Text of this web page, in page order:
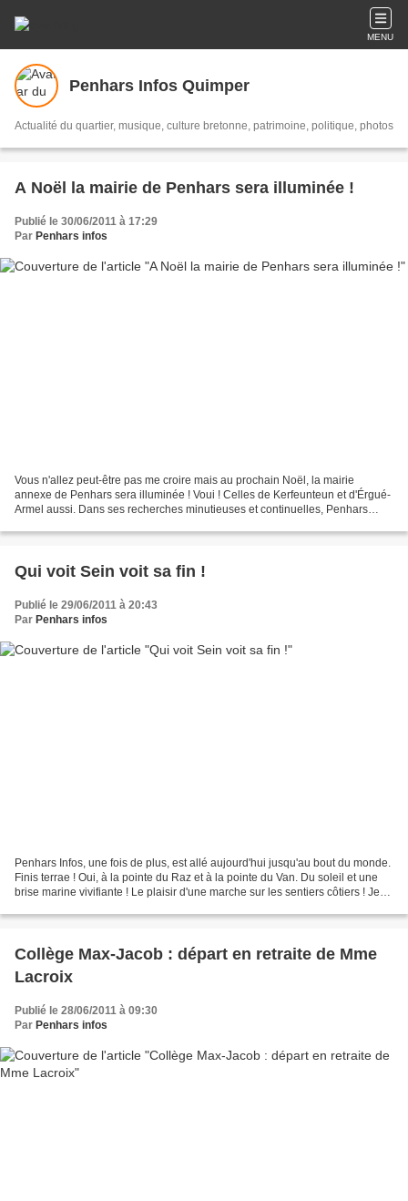
MENU
Penhars Infos Quimper
Actualité du quartier, musique, culture bretonne, patrimoine, politique, photos
A Noël la mairie de Penhars sera illuminée !
Publié le 30/06/2011 à 17:29
Par Penhars infos
Vous n'allez peut-être pas me croire mais au prochain Noël, la mairie
annexe de Penhars sera illuminée ! Voui ! Celles de Kerfeunteun et d'Érgué-
Armel aussi. Dans ses recherches minutieuses et continuelles, Penhars
Qui voit Sein voit sa fin !
Publié le 29/06/2011 à 20:43
Par Penhars infos
Penhars Infos, une fois de plus, est allé aujourd'hui jusqu'au bout du monde.
Finis terrae ! Oui, à la pointe du Raz et à la pointe du Van. Du soleil et une
brise marine vivifiante ! Le plaisir d'une marche sur les sentiers côtiers ! Je
Collège Max-Jacob : départ en retraite de Mme
Lacroix
Publié le 28/06/2011 à 09:30
Par Penhars infos